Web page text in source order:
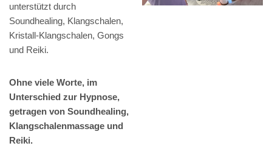
unterstützt durch
Soundhealing, Klangschalen,
Kristall-Klangschalen, Gongs
und Reiki.
Ohne viele Worte, im
Unterschied zur Hypnose,
getragen von Soundhealing,
Klangschalenmassage und
Reiki.